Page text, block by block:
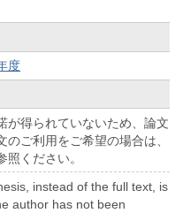
度
が得られていないため、論文
ご利用をご希望の場合は、
照ください。
instead of the full text, is
author has not been